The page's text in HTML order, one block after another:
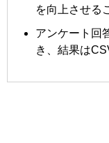
を向上させる
アンケート回
き、結果は